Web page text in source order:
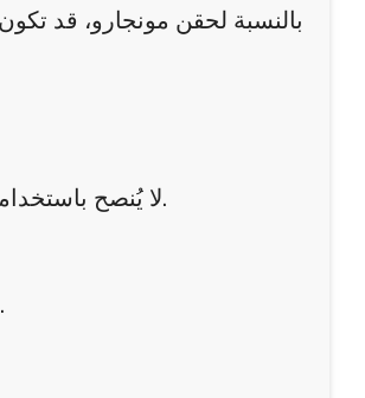
بالنسبة لحقن مونجارو، قد
لا يُنصح باستخدامه خلال الحمل بسبب نقص الدراسات التي تؤكد أمانه، واحتمالية تأثيره على الجنين.
يجب التوقف عنه فورًا والتواصل مع مختص لتقييم الحالة واتخاذ الخطوات المناسبة.